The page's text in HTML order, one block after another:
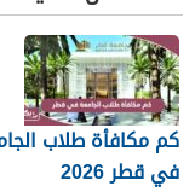
كم مكافأة طلاب
في قطر 2026